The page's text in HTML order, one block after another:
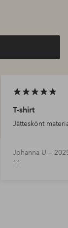
T-shirt
Johanna U —
11